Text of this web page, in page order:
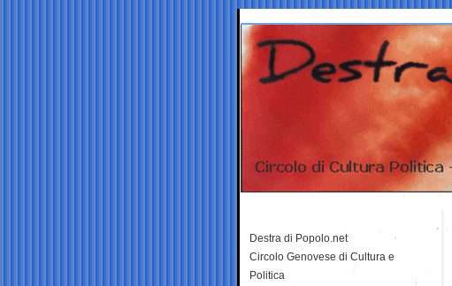
Destra di Popolo.net
Circolo Genovese di Cultura e
Politica